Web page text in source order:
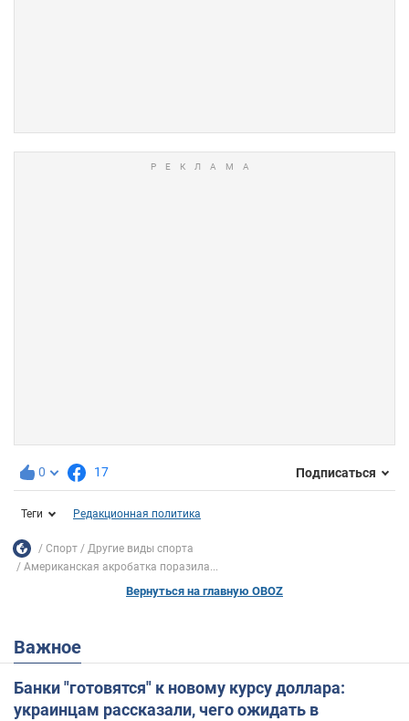
0 17 Подписаться
Теги Редакционная политика
Спорт
Другие виды спорта
Американская акробатка поразила...
Вернуться на главную OBOZ
Важное
Банки "готовятся" к новому курсу доллара:
украинцам рассказали, чего ожидать в